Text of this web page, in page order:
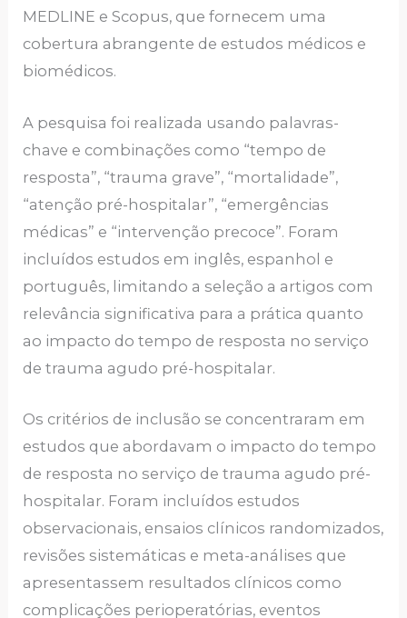
MEDLINE e Scopus, que fornecem uma
cobertura abrangente de estudos médicos e
biomédicos.
A pesquisa foi realizada usando palavras-
chave e combinações como “tempo de
resposta”, “trauma grave”, “mortalidade”,
“atenção pré-hospitalar”, “emergências
médicas” e “intervenção precoce”. Foram
incluídos estudos em inglês, espanhol e
português, limitando a seleção a artigos com
relevância significativa para a prática quanto
ao impacto do tempo de resposta no serviço
de trauma agudo pré-hospitalar.
Os critérios de inclusão se concentraram em
estudos que abordavam o impacto do tempo
de resposta no serviço de trauma agudo pré-
hospitalar. Foram incluídos estudos
observacionais, ensaios clínicos randomizados,
revisões sistemáticas e meta-análises que
apresentassem resultados clínicos como
complicações perioperatórias, eventos